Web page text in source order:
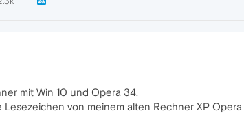
mit Win 10 und Opera 34.
von meinem alten Rechner XP